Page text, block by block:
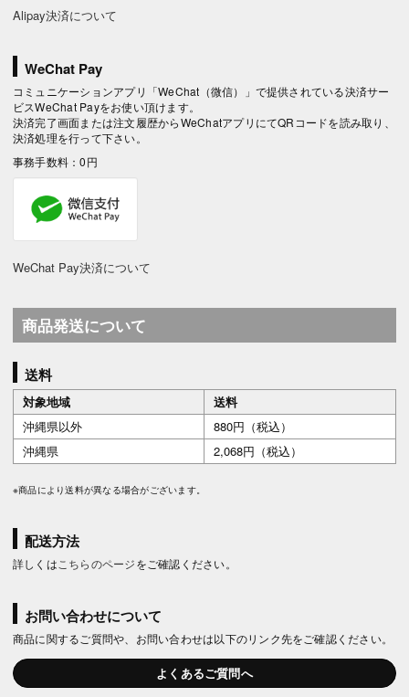
Alipay決済について
WeChat Pay
コミュニケーションアプリ「WeChat（微信）」で提供されている決済サー
ビスWeChat Payをお使い頂けます。
決済完了画面または注文履歴からWeChatアプリにてQRコードを読み取り、
決済処理を行って下さい。
事務手数料：0円
WeChat Pay決済について
商品発送について
送料
対象地域
送料
沖縄県以外
880円（税込）
沖縄県
2,068円（税込）
※商品により送料が異なる場合がございます。
配送方法
詳しくは こちらのページをご確認ください。
お問い合わせについて
商品に関するご質問や、お問い合わせは以下のリンク先をご確認ください。
よくあるご質問へ